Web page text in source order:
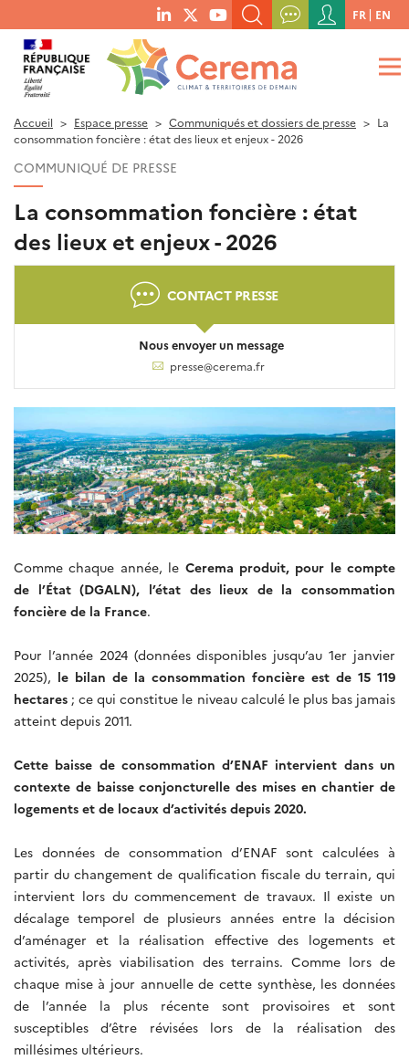
menu
social
links
RECHERCHER UN MOT-CLÉ, UNE PUBLICATION, ETC.
QUE RECHERCHEZ-VOUS ?
Menu
du
compte
de
FR EN
Accueil Espace presse Communiqués et dossiers de presse
La
consommation foncière : état des lieux et enjeux - 2026
COMMUNIQUÉ DE PRESSE
La consommation foncière : état
des lieux et enjeux - 2026
CONTACT PRESSE
Nous envoyer un message
presse@cerema.fr
Comme chaque année, le Cerema produit, pour le compte
de l’État (DGALN), l’état des lieux de la consommation
foncière de la France.
Pour l’année 2024 (données disponibles jusqu’au 1er janvier
2025), le bilan de la consommation foncière est de 15 119
hectares ; ce qui constitue le niveau calculé le plus bas jamais
atteint depuis 2011.
Cette baisse de consommation d’ENAF intervient dans un
contexte de baisse conjoncturelle des mises en chantier de
logements et de locaux d’activités depuis 2020.
Les données de consommation d’ENAF sont calculées à
partir du changement de qualification fiscale du terrain, qui
intervient lors du commencement de travaux. Il existe un
décalage temporel de plusieurs années entre la décision
d’aménager et la réalisation effective des logements et
activités, après viabilisation des terrains. Comme lors de
chaque mise à jour annuelle de cette synthèse, les données
de l’année la plus récente sont provisoires et sont
susceptibles d’être révisées lors de la réalisation des
millésimes ultérieurs.